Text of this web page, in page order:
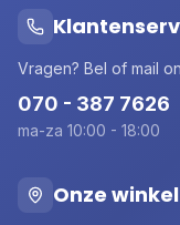
Vragen? Bel of mail
070 - 387 7626
ma-za 10:00 - 18:00
Onze winkel